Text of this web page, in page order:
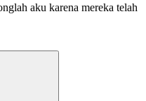
aku karena mereka telah